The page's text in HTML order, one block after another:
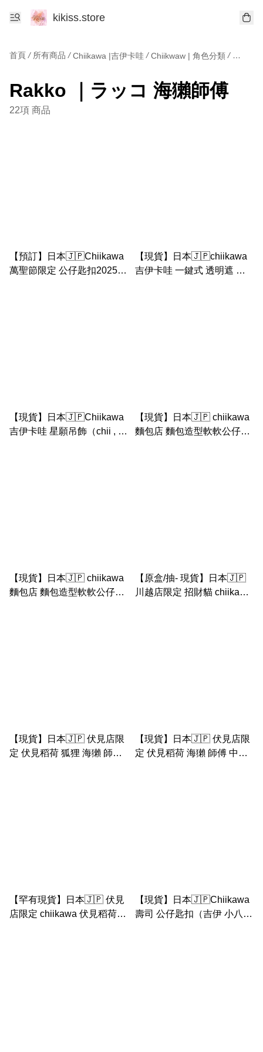
kikiss.store
首頁 / 所有商品 / Chiikawa |吉伊卡哇 / Chiikwaw | 角色分類 / Rakko
Rakko ｜ラッコ 海獺師傅
22項 商品
【預訂】日本🇯🇵Chiikawa
萬聖節限定 公仔匙扣2025（
【現貨】日本🇯🇵chiikawa
吉伊卡哇 一鍵式 透明遮 長
【現貨】日本🇯🇵Chiikawa
吉伊卡哇 星願吊飾（chii , 小
【現貨】日本🇯🇵 chiikawa
麵包店 麵包造型軟軟公仔
【現貨】日本🇯🇵 chiikawa
麵包店 麵包造型軟軟公仔
【原盒/抽- 現貨】日本🇯🇵
川越店限定 招財貓 chiikawa
【現貨】日本🇯🇵 伏見店限
定 伏見稻荷 狐狸 海獺 師傅
【現貨】日本🇯🇵 伏見店限
定 伏見稻荷 海獺 師傅 中公
【罕有現貨】日本🇯🇵 伏見
店限定 chiikawa 伏見稻荷
【現貨】日本🇯🇵Chiikawa
壽司 公仔匙扣（吉伊 小八